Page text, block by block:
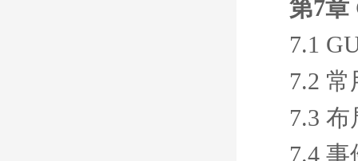
第7章
7.1
7.2
7.3
7.4